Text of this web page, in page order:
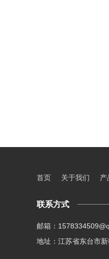
首页 关于我们 产
联系方式
邮箱：
地址：江苏省东台市